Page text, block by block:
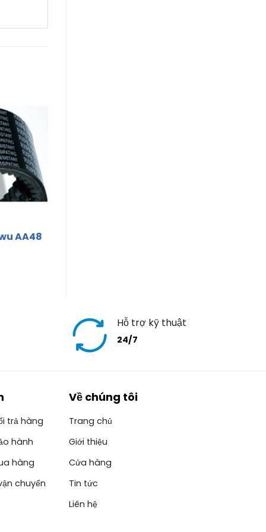
AA48
Hỗ trợ kỹ thuật
24/7
trả hàng
hành
hàng
chuyển
Về chúng tôi
Trang chủ
Giới thiệu
Cửa hàng
Tin tức
Liên hệ